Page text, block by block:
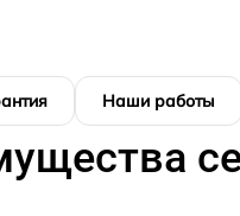
Наши работы